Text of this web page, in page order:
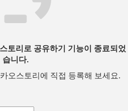
토리로 공유하기 기능이 종료되었
습니다.
오스토리에 직접 등록해 보세요.